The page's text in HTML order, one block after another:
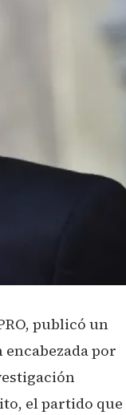
publicó un
por
el partido que